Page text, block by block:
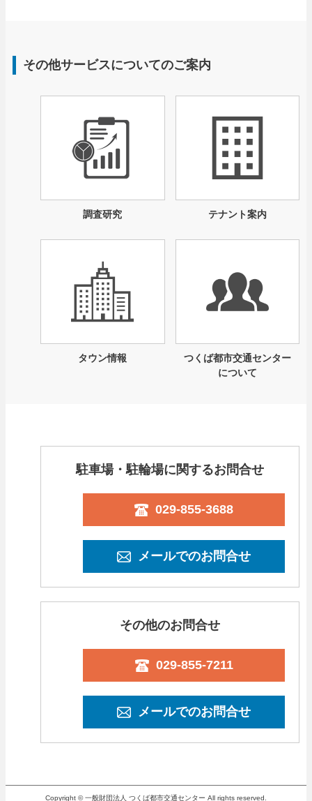
その他サービスについてのご案内
調査研究 テナント案内
タウン情報
つくば都市交通センター
について
駐車場・駐輪場に関するお問合せ
029-855-3688
メールでのお問合せ
その他のお問合せ
029-855-7211
メールでのお問合せ
Copyright © 一般財団法人 つくば都市交通センター All rights reserved.